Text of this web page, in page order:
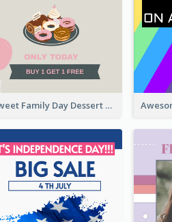
Sweet Family Day Dessert Offer Instagram Story